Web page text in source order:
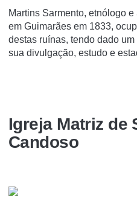
Martins Sarmento, etnólogo
em Guimarães em 1833,
destas ruínas, tendo dado
sua divulgação, estudo e
Igreja Matriz de
Candoso